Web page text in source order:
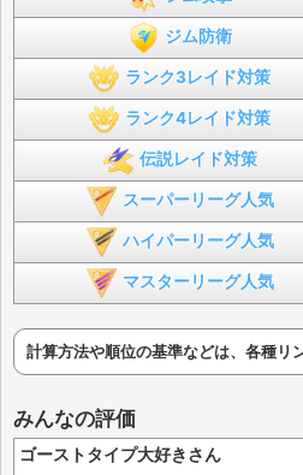
ジム防衛
ランク3レイド対策
ランク4レイド対策
伝説レイド対策
スーパーリーグ人気
ハイパーリーグ人気
マスターリーグ人気
計算方法や順位の基準などは、各種リ
みんなの評価
ゴーストタイプ大好きさん